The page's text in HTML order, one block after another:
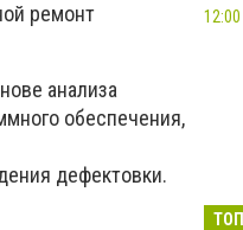
ремонт
анализа
обеспечения,
дефектовки.
12:00